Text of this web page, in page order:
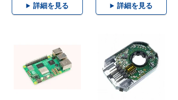
詳細を見る 詳細を見る